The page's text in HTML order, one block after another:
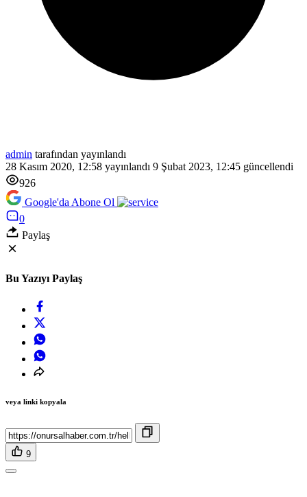
admin tarafından yayınlandı
28 Kasım 2020, 12:58 yayınlandı 9 Şubat 2023, 12:45 güncellendi
926
Google'da Abone Ol
0
Paylaş
Bu Yazıyı Paylaş
veya linki kopyala
9